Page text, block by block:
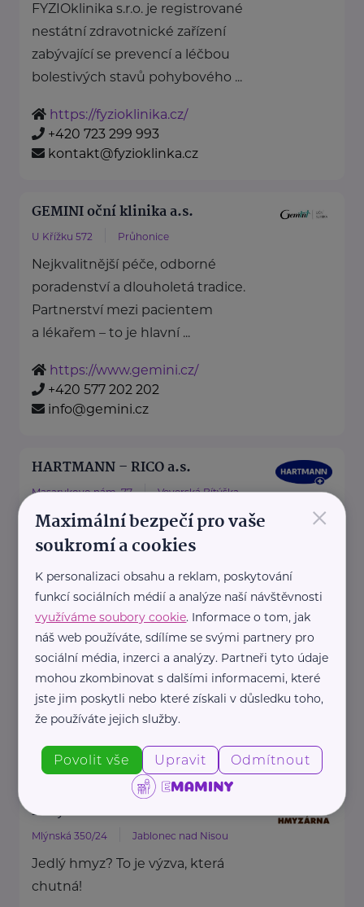
FYZIOklinika s.r.o. je registrované
nestátní zdravotnické zařízení
zabývající se prevencí a léčbou
bolestivých stavů pohybového ...
https://fyzioklinika.cz/
+420 723 299 993
kontakt@fyzioklinka.cz
GEMINI oční klinika a.s.
U Křížku 572 Průhonice
Nejkvalitnější péče, odborné
poradenství a dlouholetá tradice.
Partnerství mezi pacientem
a lékařem – to je hlavní ...
https://www.gemini.cz/
+420 577 202 202
info@gemini.cz
HARTMANN – RICO a.s.
Masarykovo nám. 77 Veverská Bítýška
zdravotnické pomůcky a
hygienická řešení s dlouholetou
tradicí.
Zaměřuje ...
https://hartmanndirect.com/cs-cz
info@hartmanndirect.cz
Hmyzárna.cz
Mlýnská 350/24 Jablonec nad Nisou
Jedlý hmyz? To je výzva, která
chutná!
×
Maximální bezpečí pro vaše
soukromí a cookies
K personalizaci obsahu a reklam, poskytování
funkcí sociálních médií a analýze naší návštěvnosti
využíváme soubory cookie. Informace o tom, jak
náš web používáte, sdílíme se svými partnery pro
sociální média, inzerci a analýzy. Partneři tyto údaje
mohou zkombinovat s dalšími informacemi, které
jste jim poskytli nebo které získali v důsledku toho,
že používáte jejich služby.
Povolit vše Upravit Odmítnout